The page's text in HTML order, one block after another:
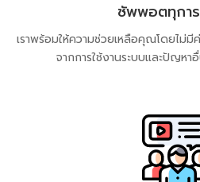
ซัพพอตทุกา
เราพร้อมให้ความช่วยเหลือคุณโดยไม่
จากการใช้งานระบบและปัญหา